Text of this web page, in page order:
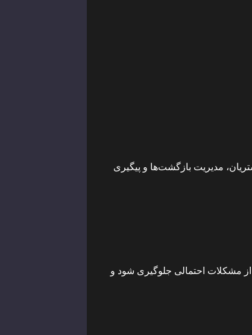
مدیریت بازگشت‌ها و پیگیری
مشکلات احتمالی جلوگیری شود و